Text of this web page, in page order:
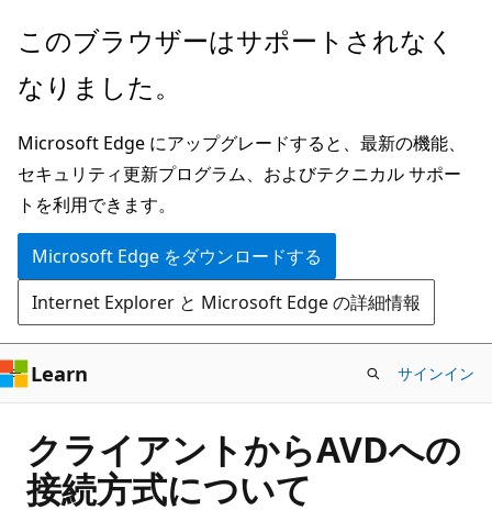
メ
ン
ン
テ
ン
ツ
に
ス
キ
ッ
プ
このブラウザーはサポートされなく
なりました。
Microsoft Edge にアップグレードすると、最新の機能、
セキュリティ更新プログラム、およびテクニカル サポー
トを利用できます。
Microsoft Edge をダウンロードする
Internet Explorer と Microsoft Edge の詳細情報
Learn サインイン
クライアントからAVDへの
接続方式について